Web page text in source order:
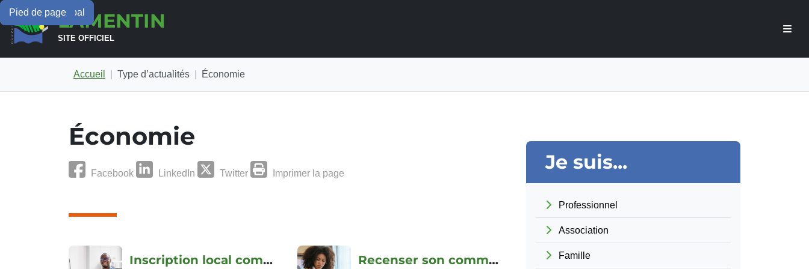
Menu principal
Contenu principal
Pied de pageLAMENTIN
SITE OFFICIEL
Accueil Type d’actualités Économie
Économie
Facebook LinkedIn Twitter Imprimer la page
Articles Inscription local commercial
URBANISME
Recenser son commerce
ÉCONOMIE
Je suis...
Professionnel
Association
Famille